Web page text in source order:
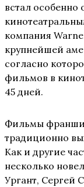
встал особенно
компания
крупнейшей
согласно
фильмов в
45 дней.
Фильмы
традиционно
Как и другие
несколько
Ургант, Сергей